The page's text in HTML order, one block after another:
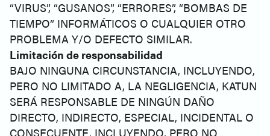
“VIRUS”, “GUSANOS”, “ERRORES”, “BOMBAS DE
TIEMPO” INFORMÁTICOS O CUALQUIER OTRO
PROBLEMA Y/O DEFECTO SIMILAR.
Limitación de responsabilidad
BAJO NINGUNA CIRCUNSTANCIA, INCLUYENDO,
PERO NO LIMITADO A, LA NEGLIGENCIA, KATUN
SERÁ RESPONSABLE DE NINGÚN DAÑO
DIRECTO, INDIRECTO, ESPECIAL, INCIDENTAL O
CONSECUENTE, INCLUYENDO, PERO NO